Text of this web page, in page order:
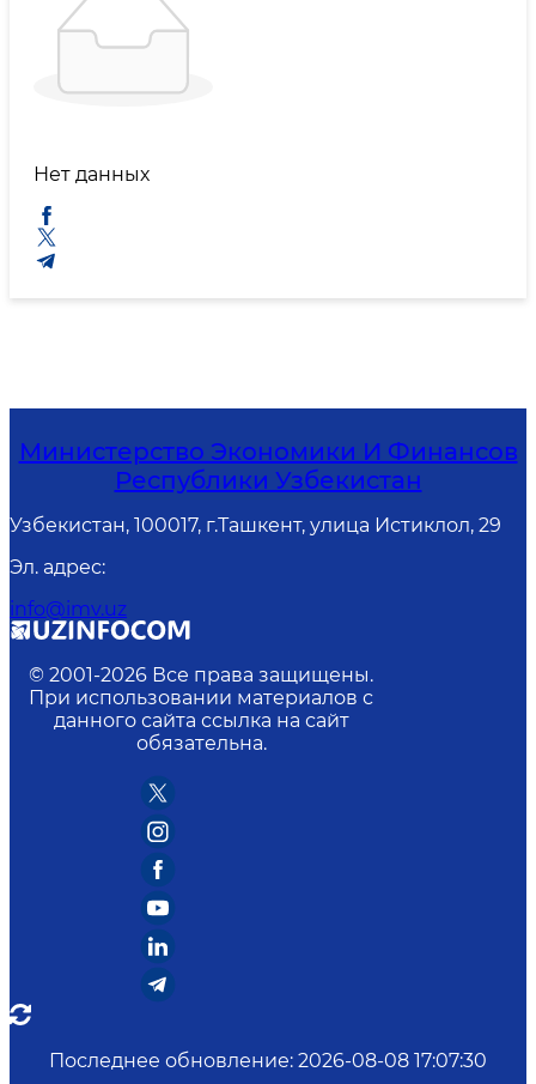
Нет данных
Министерство Экономики И Финансов
Республики Узбекистан
Узбекистан, 100017, г.Ташкент, улица Истиклол, 29
Эл. адрес:
info@imv.uz
© 2001-2026 Все права защищены.
При использовании материалов с
данного сайта ссылка на сайт
обязательна.
Последнее обновление: 2026-08-08 17:07:30